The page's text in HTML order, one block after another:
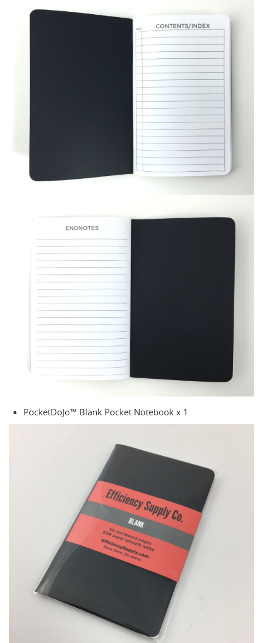
PocketDoJo™ Blank Pocket Notebook x 1